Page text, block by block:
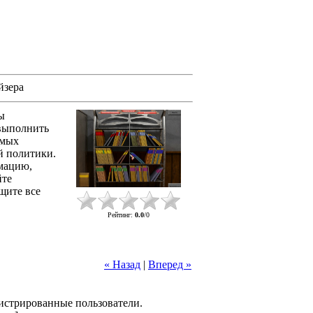
политики.
все
Рейтинг: 0.0/0
« Назад | Вперед »
пользователи.